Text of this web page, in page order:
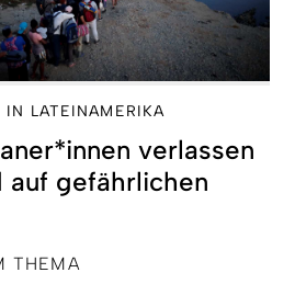
IN LATEINAMERIKA
verlassen
auf gefährlichen
THEMA